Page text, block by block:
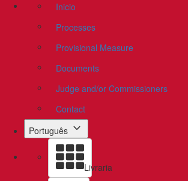
Inicio
Processes
Provisional Measure
Documents
Judge and/or Commissioners
Contact
Português
Livraria